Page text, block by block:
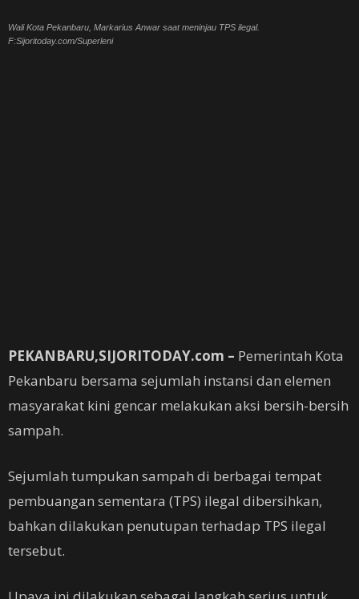
Wali Kota Pekanbaru, Markarius Anwar saat meninjau TPS ilegal.
F:Sijoritoday.com/Superleni
PEKANBARU,SIJORITODAY.com – Pemerintah Kota
Pekanbaru bersama sejumlah instansi dan elemen
masyarakat kini gencar melakukan aksi bersih-bersih
sampah.
Sejumlah tumpukan sampah di berbagai tempat
pembuangan sementara (TPS) ilegal dibersihkan,
bahkan dilakukan penutupan terhadap TPS ilegal
tersebut.